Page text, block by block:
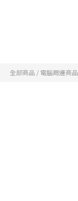
全部商品 / 電腦周邊商品